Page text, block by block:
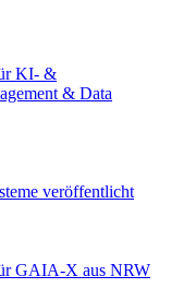
KI- &
& Data
veröffentlicht
GAIA-X aus NRW